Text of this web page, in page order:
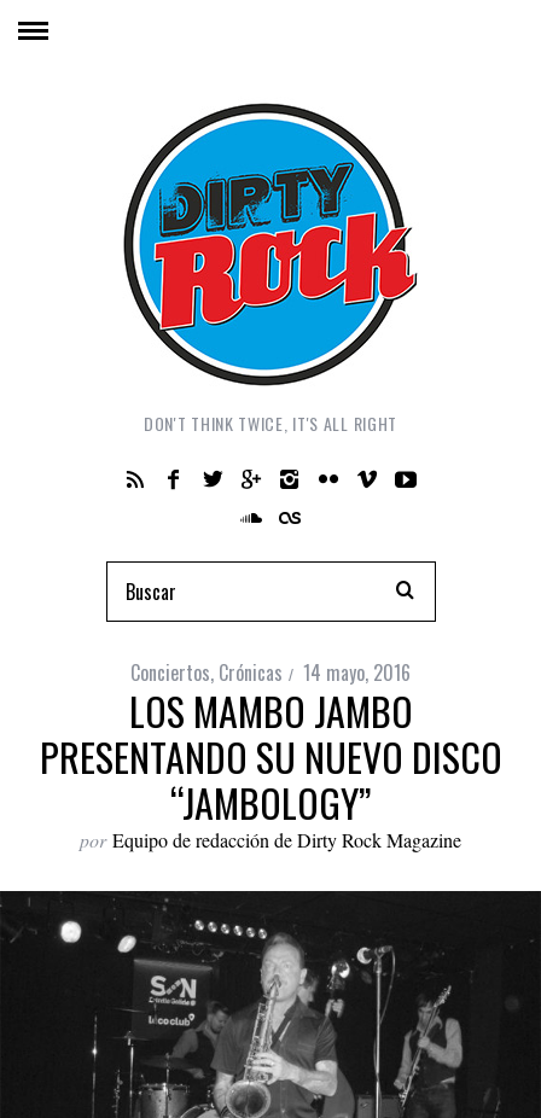
DON'T THINK TWICE, IT'S ALL RIGHT
Conciertos, Crónicas 14 mayo, 2016
LOS MAMBO JAMBO
PRESENTANDO SU NUEVO DISCO
“JAMBOLOGY”
por Equipo de redacción de Dirty Rock Magazine